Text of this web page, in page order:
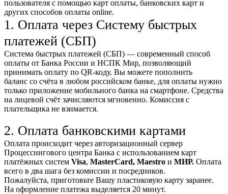
пользователя с помощью карт оплаты, банковских карт и
других способов оплаты online.
1. Оплата через Систему быстрых
платежей (СБП)
Система быстрых платежей (СБП) — современный способ
оплаты от Банка России и НСПК Мир, позволяющий
принимать оплату по QR-коду. Вы можете пополнить
баланс со счёта в любом российском банке, для оплаты нужно
только приложение мобильного банка на смартфоне. Средства
на лицевой счёт зачисляются мгновенно. Комиссия с
плательщика не взимается.
2. Оплата банковскими картами
Оплата происходит через авторизационный сервер
Процессингового центра Банка с использованием карт
платёжных систем Visa, MasterCard, Maestro и МИР. Оплата
всего в два шага без комиссии и посредников.
Пожалуйста, приготовьте Вашу пластиковую карту заранее.
На оформление платежа выделяется 20 минут.